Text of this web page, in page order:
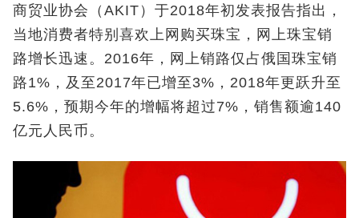
商贸业协会（AKIT）于2018年初发表报告指出，
当地消费者特别喜欢上网购买珠宝，网上珠宝销
路增长迅速。2016年，网上销路仅占俄国珠宝销
路1%，及至2017年已增至3%，2018年更跃升至
5.6%，预期今年的增幅将超过7%，销售额逾140
亿元人民币。